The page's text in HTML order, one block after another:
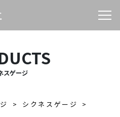
スゲージ
シクネスゲージ